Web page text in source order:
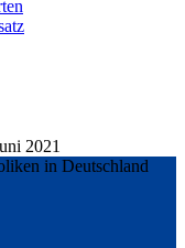
2021
in Deutschland